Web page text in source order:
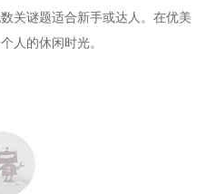
关谜题适合新手或达人。在优美
人的休闲时光。